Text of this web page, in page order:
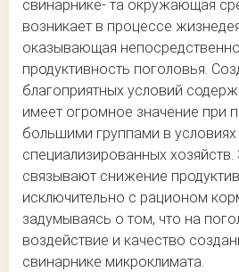
свинарнике- та окружающая
возникает в процессе
оказывающая
продуктивность поголовья.
благоприятных условий
имеет огромное значение при
большими группами в условиях
специализированных
связывают снижение
исключительно с рационом
задумываясь о том, что на
воздействие и качество
свинарнике микроклимата.